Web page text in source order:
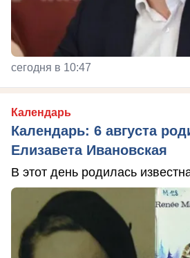
сегодня в 10:47
Календарь
Календарь: 6 августа
Елизавета Ивановская
В этот день родилась